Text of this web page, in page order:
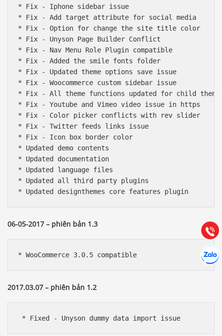
* Fix - Iphone sidebar issue
* Fix - Add target attribute for social media
* Fix - Option for change the site title color
* Fix - Unyson Page Builder Conflict
* Fix - Nav Menu Role Plugin compatible
* Fix - Added the smile fonts folder
* Fix - Updated theme options save issue
* Fix - Woocommerce custom sidebar issue
* Fix - All theme functions updated for child theme
* Fix - Youtube and Vimeo video issue in https
* Fix - Color picker conflicts with rev slider
* Fix - Twitter feeds links issue
* Fix - Icon box border color
* Updated demo contents
* Updated documentation
* Updated language files
* Updated all third party plugins
* Updated designthemes core features plugin
06-05-2017 – phiên bản 1.3
* WooCommerce 3.0.5 compatible
2017.03.07 – phiên bản 1.2
* Fixed - Unyson dummy data import issue
Gọi
0903.976.769
Hướng dẫn & Hỗ trợ:
(028) 22.166.144
Chát